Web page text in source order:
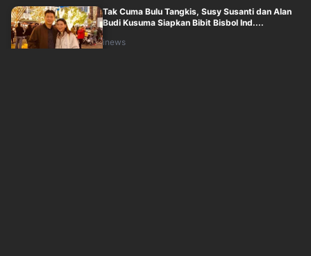
Tak Cuma Bulu Tangkis, Susy Susanti dan Alan
Budi Kusuma Siapkan Bibit Bisbol Ind....
inews